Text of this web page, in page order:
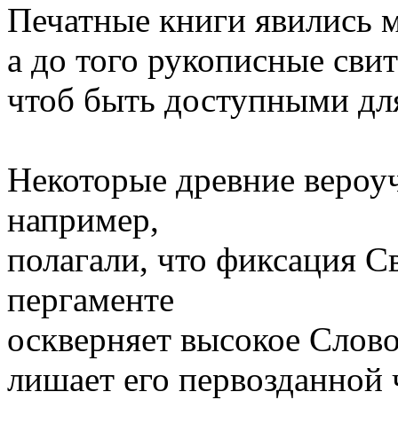
Печатные книги явились
а до того рукописные
чтоб быть доступными
Некоторые древние
например,
полагали, что фиксация
пергаменте
оскверняет высокое
лишает его